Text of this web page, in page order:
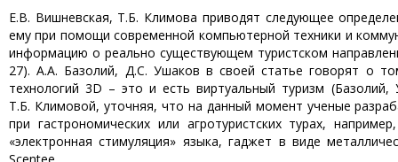
Е.В. Вишневская, Т.Б. Климова приводят следующее
ему при помощи современной компьютерной техники и
информацию о реально существующем туристском
27). А.А. Базолий, Д.С. Ушаков в своей статье говорят о
технологий 3D – это и есть виртуальный туризм
Т.Б. Климовой, уточняя, что на данный момент ученые
при гастрономических или агротуристских турах,
«электронная стимуляция» языка, гаджет в виде